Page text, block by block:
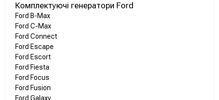
Комплектуючі генератори Ford
Ford B-Max
Ford C-Max
Ford Connect
Ford Escape
Ford Escort
Ford Fiesta
Ford Focus
Ford Fusion
Ford Galaxy